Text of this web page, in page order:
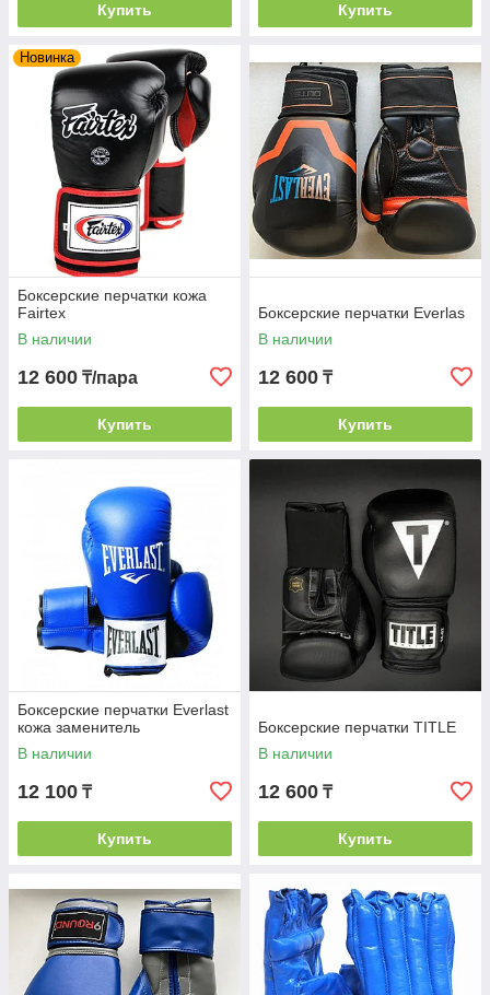
Купить Купить
Новинка
Боксерские перчатки кожа
Fairtex
В наличии
12 600 ₸/пара
Купить
Боксерские перчатки Everlas
В наличии
12 600 ₸
Купить
Боксерские перчатки Everlast
кожа заменитель
В наличии
12 100 ₸
Купить
Боксерские перчатки TITLE
В наличии
12 600 ₸
Купить